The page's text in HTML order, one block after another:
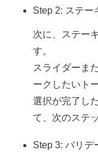
Step 2: ステー
次に、ステー
す。
スライダーま
ークしたいト
選択が完了し
て、次のステ
Step 3: バリデ